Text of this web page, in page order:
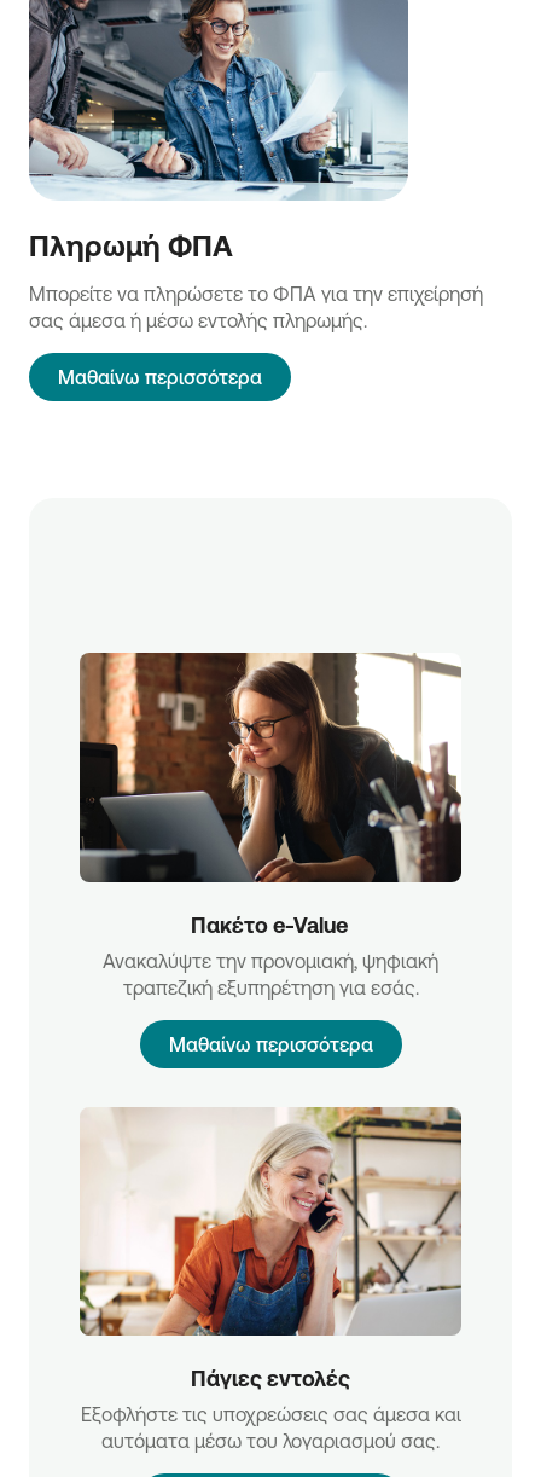
Πληρωμή ΦΠΑ
Μπορείτε να πληρώσετε το ΦΠΑ για την επιχείρησή
σας άμεσα ή μέσω εντολής πληρωμής.
Μαθαίνω περισσότερα
Πακέτο e-Value
Ανακαλύψτε την προνομιακή, ψηφιακή
τραπεζική εξυπηρέτηση για εσάς.
Μαθαίνω περισσότερα
Πάγιες εντολές
Εξοφλήστε τις υποχρεώσεις σας άμεσα και
αυτόματα μέσω του λογαριασμού σας.